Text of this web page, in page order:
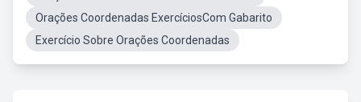
Orações Coordenadas ExercíciosCom Gabarito
Exercício Sobre Orações Coordenadas